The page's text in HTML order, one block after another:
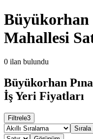
Büyükorhan
Mahallesi
0 ilan bulundu
Büyükorhan
İş Yeri Fiyatları
Filtrele3
Sırala